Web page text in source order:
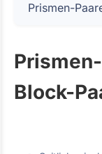
Prismen-
Block-